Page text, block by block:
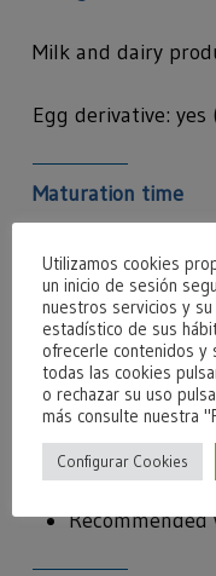
Milk and dairy
Egg derivative: yes
Maturation time
60 days
Organoleptic
Firm texture
Ivory white
Intense smell
Intense flavor
Utilizamos cookies
un inicio de sesión
nuestros servicios y
estadístico de sus
ofrecerle contenidos y
todas las cookies
o rechazar su uso
más consulte nuestra
Configurar Cookies